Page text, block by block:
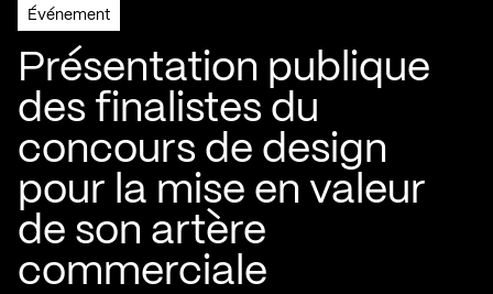
Événement
Présentation publique
des finalistes du
concours de design
pour la mise en valeur
de son artère
commerciale